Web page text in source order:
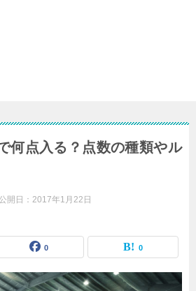
何点入る？点数の種類やル
開日： 2017年1月22日
0 0